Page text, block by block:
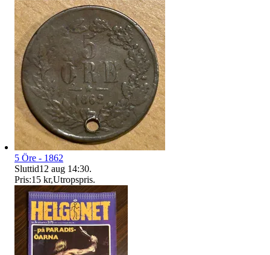
5 Öre - 1862
Sluttid12 aug 14:30.
Pris:15 kr,Utropspris.